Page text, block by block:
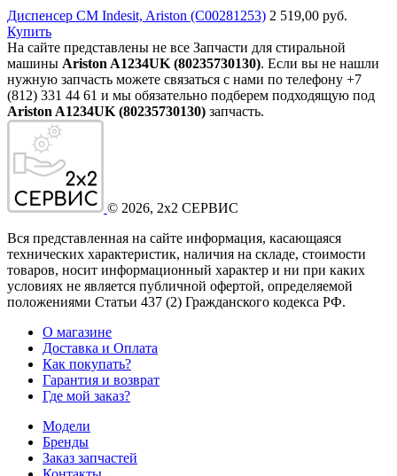
Диспенсер СМ Indesit, Ariston (C00281253) 2 519,00 руб.
Купить
На сайте представлены не все Запчасти для стиральной
машины Ariston A1234UK (80235730130). Если вы не нашли
нужную запчасть можете связаться с нами по телефону +7
(812) 331 44 61 и мы обязательно подберем подходящую под
Ariston A1234UK (80235730130) запчасть.
© 2026, 2x2 СЕРВИС
Вся представленная на сайте информация, касающаяся
технических характеристик, наличия на складе, стоимости
товаров, носит информационный характер и ни при каких
условиях не является публичной офертой, определяемой
положениями Статьи 437 (2) Гражданского кодекса РФ.
О магазине
Доставка и Оплата
Как покупать?
Гарантия и возврат
Где мой заказ?
Модели
Бренды
Заказ запчастей